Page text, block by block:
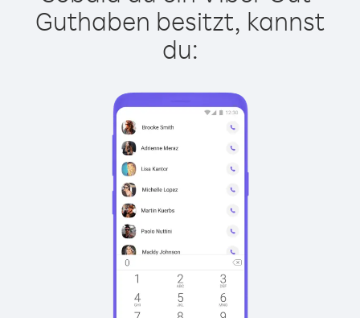
Guthaben besitzt, kannst
du: